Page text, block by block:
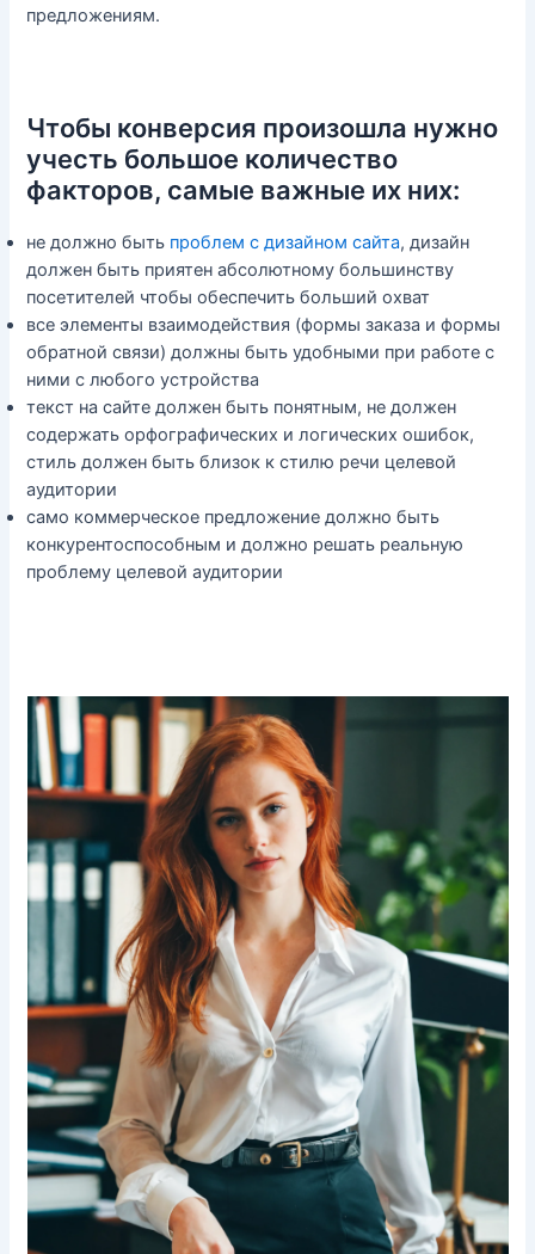
предложениям.
Чтобы конверсия произошла нужно
учесть большое количество
факторов, самые важные их них:
не должно быть проблем с дизайном сайта, дизайн
должен быть приятен абсолютному большинству
посетителей чтобы обеспечить больший охват
все элементы взаимодействия (формы заказа и формы
обратной связи) должны быть удобными при работе с
ними с любого устройства
текст на сайте должен быть понятным, не должен
содержать орфографических и логических ошибок,
стиль должен быть близок к стилю речи целевой
аудитории
само коммерческое предложение должно быть
конкурентоспособным и должно решать реальную
проблему целевой аудитории